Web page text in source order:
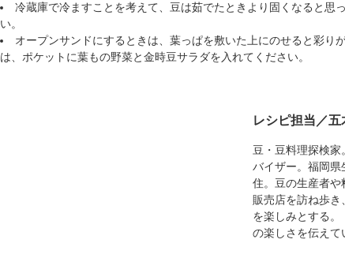
冷蔵庫で冷ますことを考えて、豆は茹でたときより固くなると思
い。
オープンサンドにするときは、葉っぱを敷いた上にのせると彩り
は、ポケットに葉もの野菜と金時豆サラダを入れてください。
レシピ担当／五
豆・豆料理探検
バイザー。福岡県
住。豆の生産者や
販売店を訪ね歩
を楽しみとする
の楽しさを伝えて